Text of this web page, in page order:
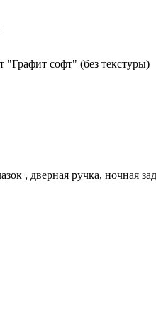
"Графит софт" (без текстуры)
, дверная ручка,